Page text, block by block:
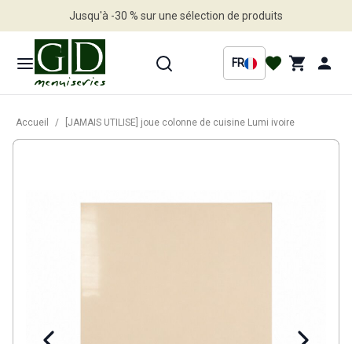
Jusqu'à -30 % sur une sélection de produits
FR
Accueil / [JAMAIS UTILISE] joue colonne de cuisine Lumi ivoire